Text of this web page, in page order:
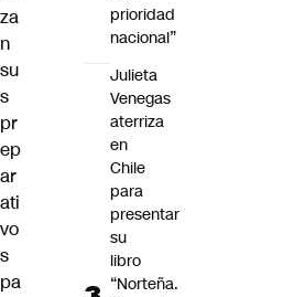
za
n
su
s
pr
ep
ar
ati
vo
s
pa
prioridad
nacional”
Julieta
Venegas
aterriza
en
Chile
para
presentar
su
libro
“Norteña.